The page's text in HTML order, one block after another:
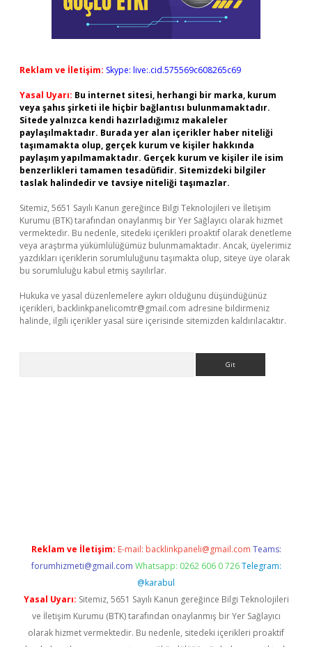
Reklam ve İletişim: Skype: live:.cid.575569c608265c69
Yasal Uyarı: Bu internet sitesi, herhangi bir marka, kurum
veya şahıs şirketi ile hiçbir bağlantısı bulunmamaktadır.
Sitede yalnızca kendi hazırladığımız makaleler
paylaşılmaktadır. Burada yer alan içerikler haber niteliği
taşımamakta olup, gerçek kurum ve kişiler hakkında
paylaşım yapılmamaktadır. Gerçek kurum ve kişiler ile isim
benzerlikleri tamamen tesadüfidir. Sitemizdeki bilgiler
taslak halindedir ve tavsiye niteliği taşımazlar.
Sitemiz, 5651 Sayılı Kanun gereğince Bilgi Teknolojileri ve İletişim
Kurumu (BTK) tarafından onaylanmış bir Yer Sağlayıcı olarak hizmet
vermektedir. Bu nedenle, sitedeki içerikleri proaktif olarak denetleme
veya araştırma yükümlülüğümüz bulunmamaktadır. Ancak, üyelerimiz
yazdıkları içeriklerin sorumluluğunu taşımakta olup, siteye üye olarak
bu sorumluluğu kabul etmiş sayılırlar.
Hukuka ve yasal düzenlemelere aykırı olduğunu düşündüğünüz
içerikleri, backlinkpanelicomtr@gmail.com adresine bildirmeniz
halinde, ilgili içerikler yasal süre içerisinde sitemizden kaldırılacaktır.
Reklam ve İletişim: E-mail: backlinkpaneli@gmail.com Teams:
forumhizmeti@gmail.com Whatsapp: 0262 606 0 726 Telegram:
@karabul
Yasal Uyarı: Sitemiz, 5651 Sayılı Kanun gereğince Bilgi Teknolojileri
ve İletişim Kurumu (BTK) tarafından onaylanmış bir Yer Sağlayıcı
olarak hizmet vermektedir. Bu nedenle, sitedeki içerikleri proaktif